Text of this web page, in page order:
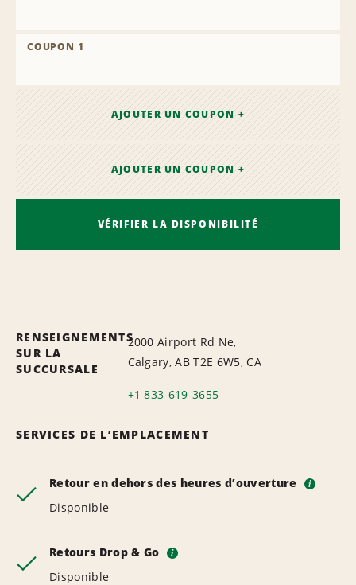
COUPON 1
AJOUTER UN COUPON +
AJOUTER UN COUPON +
VÉRIFIER LA DISPONIBILITÉ
RENSEIGNEMENTS
SUR LA
SUCCURSALE
2000 Airport Rd Ne,
Calgary, AB T2E 6W5, CA
+1 833-619-3655
SERVICES DE L’EMPLACEMENT
Retour en dehors des heures d’ouverture i
Disponible
Retours Drop & Go i
Disponible